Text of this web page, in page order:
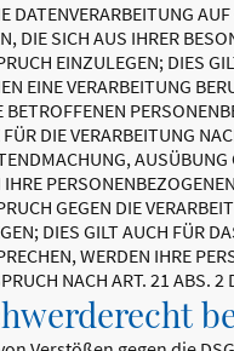
DATENVERARBEITUNG
DIE SICH AUS IHRER
EINZULEGEN; DIES
EINE VERARBEITUNG
BETROFFENEN
DIE VERARBEITUNG
IHRE
GEGEN DIE
DIES GILT AUCH FÜR
WERDEN IHRE
NACH ART. 21 ABS. 2